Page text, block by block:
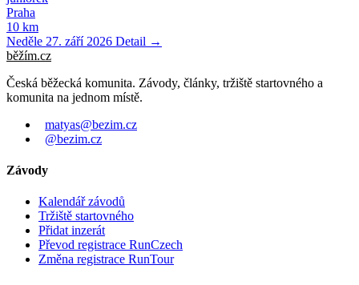
Praha
10 km
Neděle 27. září 2026 Detail →
běžím.cz
Česká běžecká komunita. Závody, články, tržiště startovného a
komunita na jednom místě.
matyas@bezim.cz
@bezim.cz
Závody
Kalendář závodů
Tržiště startovného
Přidat inzerát
Převod registrace RunCzech
Změna registrace RunTour